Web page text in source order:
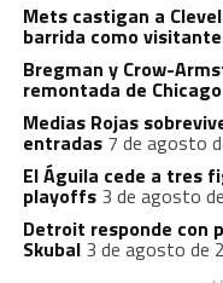
Mets castigan a
barrida como
Bregman y Crow-
remontada de Chicago
Medias Rojas
entradas 7 de agosto
El Águila cede a tres
playoffs 3 de agosto
Detroit responde con
Skubal 3 de agosto de